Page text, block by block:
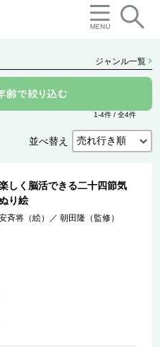
ジャンル一覧
1-4件 / 全4件
並べ替え
しく脳活できる二十四節気
り絵
斉将（絵） ／朝田隆（監修）